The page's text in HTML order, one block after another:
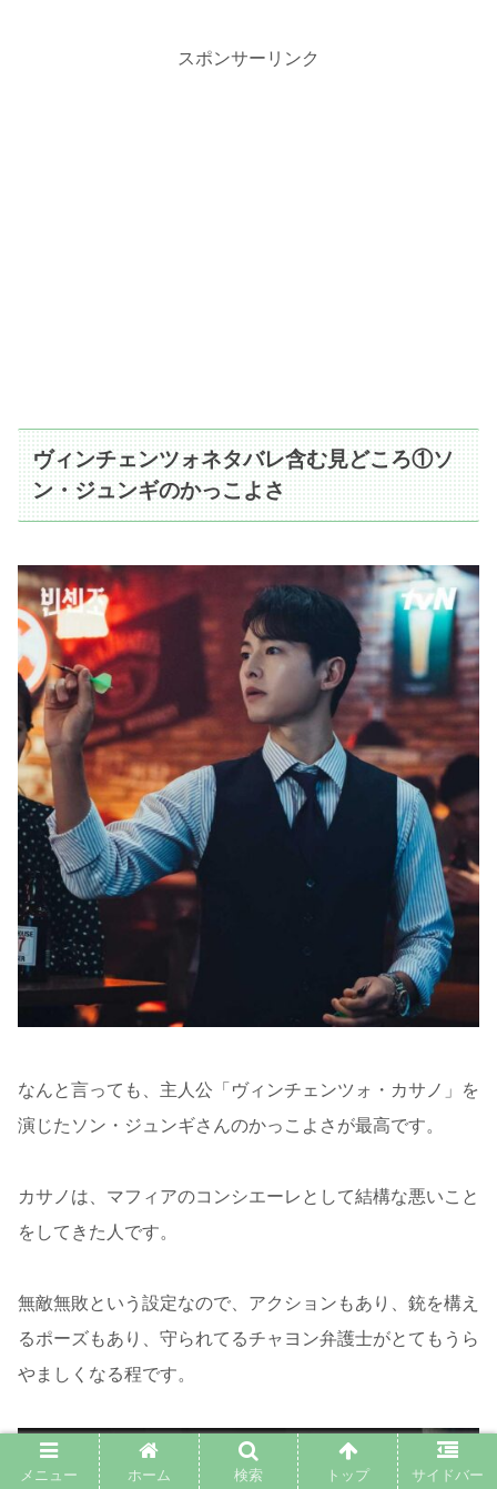
スポンサーリンク
ヴィンチェンツォネタバレ含む見どころ①ソ
ン・ジュンギのかっこよさ
なんと言っても、主人公「ヴィンチェンツォ・カサノ」を
演じたソン・ジュンギさんのかっこよさが最高です。
カサノは、マフィアのコンシエーレとして結構な悪いこと
をしてきた人です。
無敵無敗という設定なので、アクションもあり、銃を構え
るポーズもあり、守られてるチャヨン弁護士がとてもうら
やましくなる程です。
メニュー ホーム 検索 トップ サイドバー